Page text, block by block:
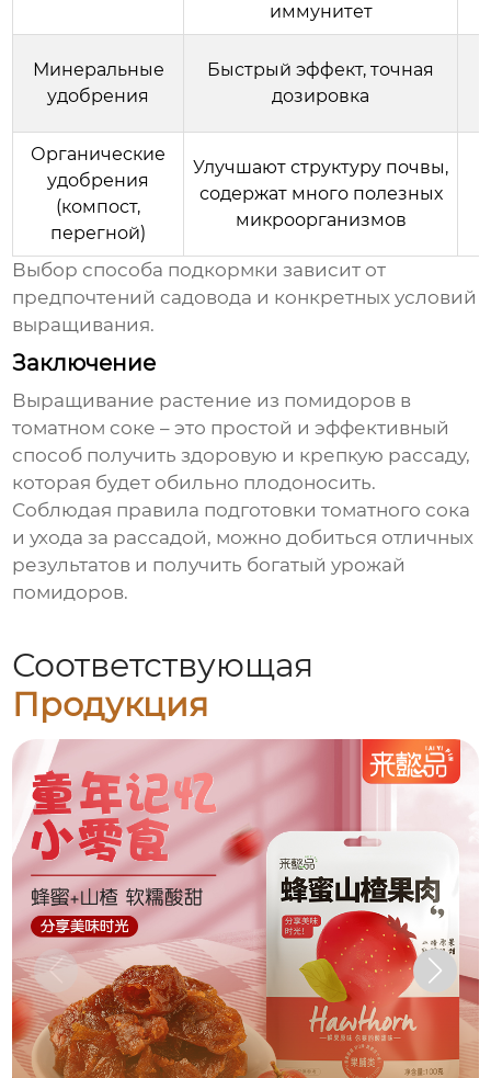
иммунитет
Минеральные
удобрения
Быстрый эффект, точная
дозировка
Органические
удобрения
(компост,
перегной)
Улучшают структуру почвы,
содержат много полезных
микроорганизмов
Выбор способа подкормки зависит от
предпочтений садовода и конкретных условий
выращивания.
Заключение
Выращивание растение из помидоров в
томатном соке – это простой и эффективный
способ получить здоровую и крепкую рассаду,
которая будет обильно плодоносить.
Соблюдая правила подготовкитоматного сока
и ухода за рассадой, можно добиться отличных
результатов и получить богатый урожай
помидоров.
Соответствующая
Продукция